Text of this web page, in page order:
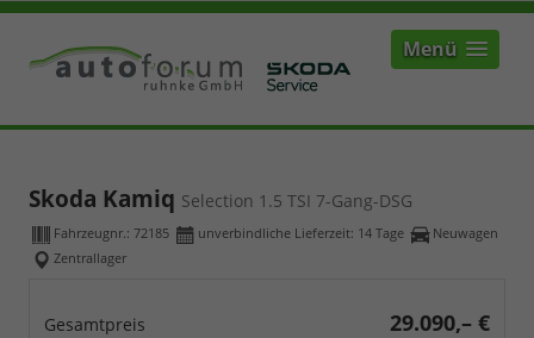
Menü
Skoda Kamiq Selection 1.5 TSI 7-Gang-DSG
Fahrzeugnr.: 72185 unverbindliche Lieferzeit: 14 Tage
Neuwagen
Zentrallager
Gesamtpreis 29.090,– €